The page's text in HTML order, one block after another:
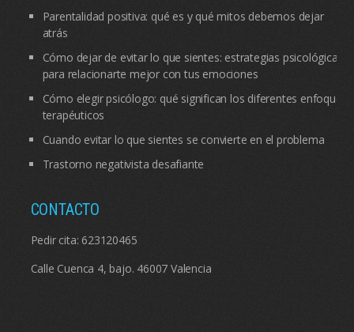
Parentalidad positiva: qué es y qué mitos debemos dejar
atrás
Cómo dejar de evitar lo que sientes: estrategias psicológicas
para relacionarte mejor con tus emociones
Cómo elegir psicólogo: qué significan los diferentes enfoques
terapéuticos
Cuando evitar lo que sientes se convierte en el problema
Trastorno negativista desafiante
CONTACTO
Pedir cita: 623120465
Calle Cuenca 4, bajo. 46007 Valencia